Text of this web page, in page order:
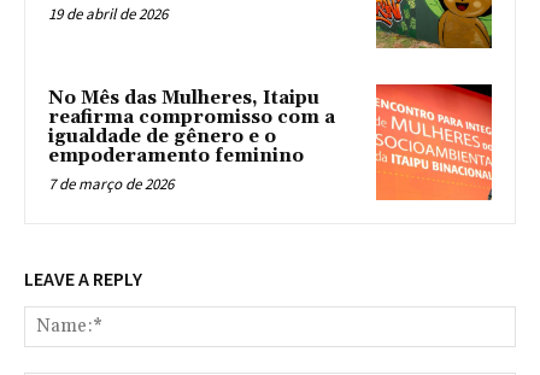
19 de abril de 2026
No Mês das Mulheres, Itaipu
reafirma compromisso com a
igualdade de gênero e o
empoderamento feminino
7 de março de 2026
LEAVE A REPLY